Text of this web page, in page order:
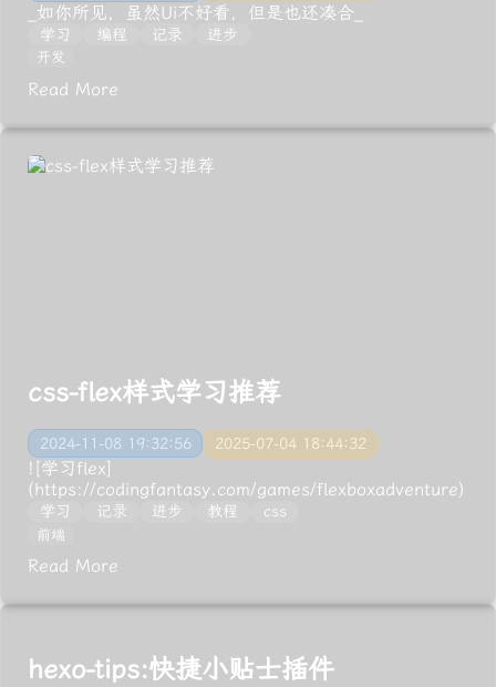
_如你所见，虽然Ui不好看，但是也还凑合_
学习 编程 记录 进步
开发
Read More
css-flex样式学习推荐
2024-11-08 19:32:56 2025-07-04 18:44:32
![学习flex]
(https://codingfantasy.com/games/flexboxadventure)
学习 记录 进步 教程 css
前端
Read More
hexo-tips:快捷小贴士插件